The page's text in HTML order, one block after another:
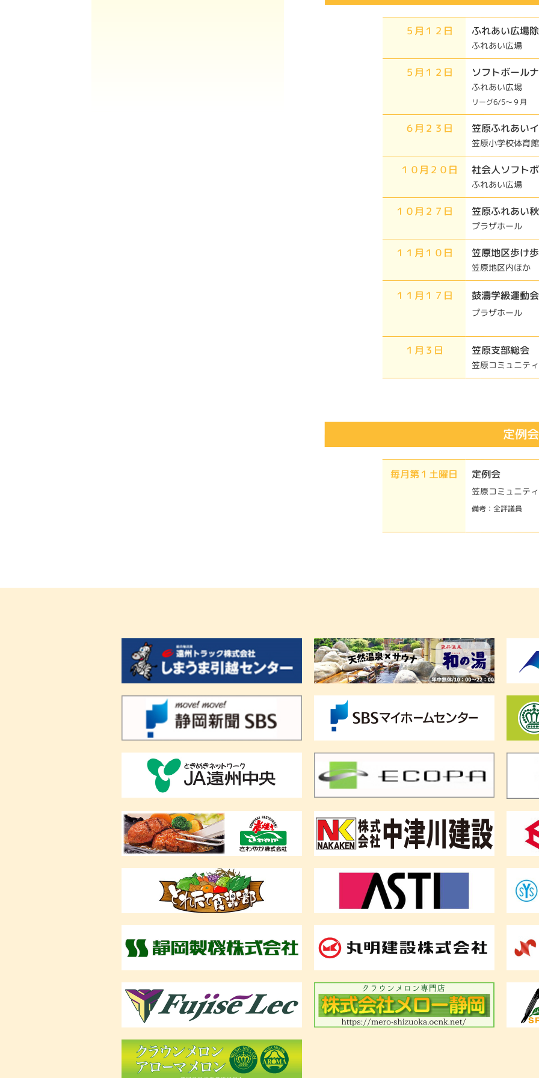
５月１２日 ふれあい広場
ふれあい広場
５月１２日 ソフトボール
ふれあい広場
リーグ6/5～９月
６月２３日 笠原ふれあい
笠原小学校体育
１０月２０日 社会人ソフト
ふれあい広場
１０月２７日 笠原ふれあい
プラザホール
１１月１０日 笠原地区歩け
笠原地区内ほか
１１月１７日 鼓濤学級運動会
プラザホール
１月３日 笠原支部総会
笠原コミュニテ
定例会
毎月第１土曜日 定例会
笠原コミュニテ
備考：全評議員